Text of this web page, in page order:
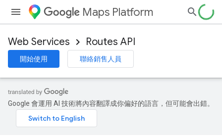
Maps Platform
Web Services Routes API
開始使用 聯絡銷售人員
Google 會運用 AI 技術將內容翻譯成你偏好的語言，但可能會出錯。